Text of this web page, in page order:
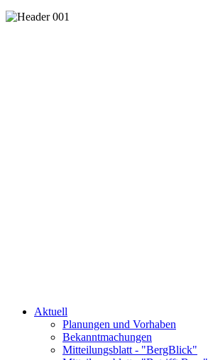
Aktuell
Planungen und Vorhaben
Bekanntmachungen
Mitteilungsblatt - "BergBlick"